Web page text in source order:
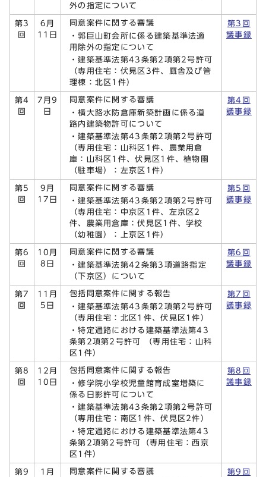
外の指定について
第3
回
6月
11日
同意案件に関する審議
・郭巨山町会所に係る建築基準法適
用除外の指定について
・建築基準法第43条第2項第2号許可
（専用住宅：伏見区3件、厩舎及び管
理棟：北区1件）
第3回
議事録
第4
回
7月9
日
同意案件に関する審議
・横大路水防倉庫新築計画に係る道
路内建築物許可について
・建築基準法第43条第2項第2号許可
（専用住宅：山科区1件、農業用倉
庫：山科区1件、伏見区1件、植物園
（駐車場）：左京区1件）
第4回
議事録
第5
回
9月
17日
同意案件に関する審議
・建築基準法第43条第2項第2号許可
（専用住宅：中京区1件、左京区2
件、農業用倉庫：伏見区1件、学校
（幼稚園）：上京区1件）
第5回
議事録
第6
回
10月
8日
同意案件に関する審議
・建築基準法第42条第3項道路指定
（下京区）について
第6回
議事録
第7
回
11月
5日
包括同意案件に関する報告
・建築基準法第43条第2項第2号許可
（専用住宅：北区1件、伏見区1件）
・特定通路における建築基準法第43
条第2項第2号許可 （専用住宅：山科
区1件）
第7回
議事録
第8
回
12月
10日
包括同意案件に関する報告
・修学院小学校児童館育成室増築に
係る日影許可について
・建築基準法第43条第2項第2号許可
（専用住宅：南区1件、伏見区2件）
・特定通路における建築基準法第43
条第2項第2号許可（専用住宅：西京
区1件）
第8回
議事録
第9
1月
同意案件に関する審議
第9回